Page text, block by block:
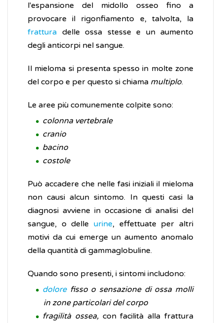
l'espansione del midollo osseo fino a
provocare il rigonfiamento e, talvolta, la
frattura delle ossa stesse e un aumento
degli anticorpi nel sangue.
Il mieloma si presenta spesso in molte zone
del corpo e per questo si chiama multiplo.
Le aree più comunemente colpite sono:
colonna vertebrale
cranio
bacino
costole
Può accadere che nelle fasi iniziali il mieloma
non causi alcun sintomo. In questi casi la
diagnosi avviene in occasione di analisi del
sangue, o delle urine, effettuate per altri
motivi da cui emerge un aumento anomalo
della quantità di gammaglobuline.
Quando sono presenti, i sintomi includono:
dolorefisso o sensazione di ossa molli
in zone particolari del corpo
fragilità ossea,con facilità alla frattura